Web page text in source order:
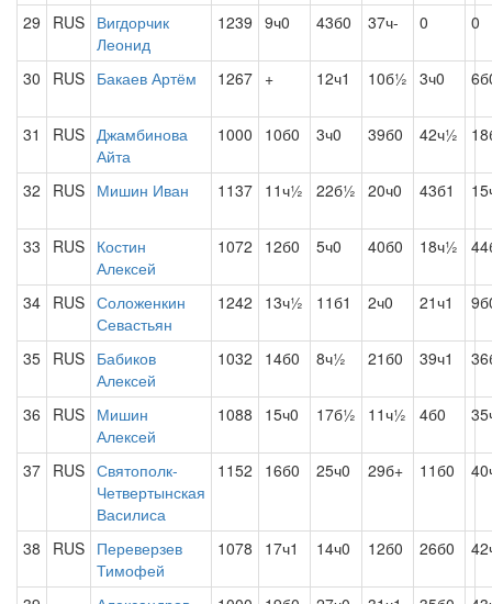
29 RUS Вигдорчик
Леонид
1239 9ч0 43б0 37ч- 0 0
30 RUS Бакаев Артём 1267 + 12ч1 10б½ 3ч0
31 RUS Джамбинова
Айта
1000 10б0 3ч0 39б0 42ч½
32 RUS Мишин Иван 1137 11ч½ 22б½ 20ч0 43б1
33 RUS Костин
Алексей
1072 12б0 5ч0 40б0 18ч½
34 RUS Соложенкин
Севастьян
1242 13ч½ 11б1 2ч0 21ч1
35 RUS Бабиков
Алексей
1032 14б0 8ч½ 21б0 39ч1
36 RUS Мишин
Алексей
1088 15ч0 17б½ 11ч½ 4б0
37 RUS Святополк-
Четвертынская
Василиса
1152 16б0 25ч0 29б+ 11б0
38 RUS Переверзев
Тимофей
1078 17ч1 14ч0 12б0 26б0